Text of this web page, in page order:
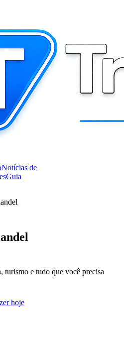
Notícias de
Guia
turismo e tudo que você precisa
hoje